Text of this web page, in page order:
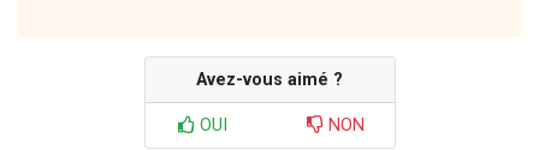
Avez-vous aimé ?
OUI NON